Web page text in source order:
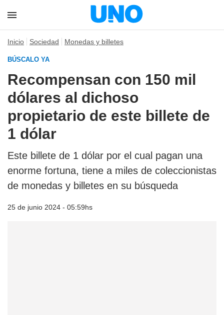
Inicio Sociedad Monedas y billetes
BÚSCALO YA
Recompensan con 150 mil
dólares al dichoso
propietario de este billete de
1 dólar
Este billete de 1 dólar por el cual pagan una
enorme fortuna, tiene a miles de coleccionistas
de monedas y billetes en su búsqueda
25 de junio 2024 - 05:59hs